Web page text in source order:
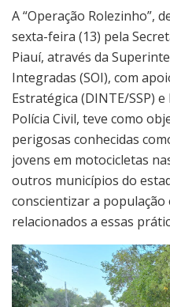
A “Operação Rolezinho”,
sexta-feira (13) pela
Piauí, através da
Integradas (SOI), com
Estratégica (DINTE/SSP)
Polícia Civil, teve como
perigosas conhecidas
jovens em motocicletas
outros municípios do
conscientizar a
relacionados a essas